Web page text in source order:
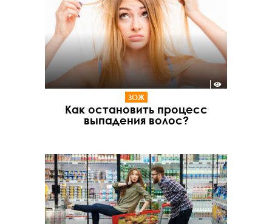
ЗОЖ
Как остановить процесс
выпадения волос?